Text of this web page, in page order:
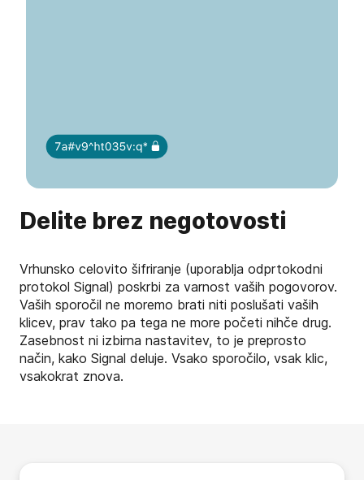
Delite brez negotovosti
Vrhunsko celovito šifriranje (uporablja odprtokodni
protokol Signal) poskrbi za varnost vaših pogovorov.
Vaših sporočil ne moremo brati niti poslušati vaših
klicev, prav tako pa tega ne more početi nihče drug.
Zasebnost ni izbirna nastavitev, to je preprosto
način, kako Signal deluje. Vsako sporočilo, vsak klic,
vsakokrat znova.